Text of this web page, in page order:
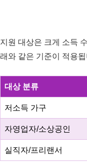
지원 대상은 크게 소득
래와 같은 기준이 적용
대상 분류
저소득 가구
자영업자/소상공인
실직자/프리랜서